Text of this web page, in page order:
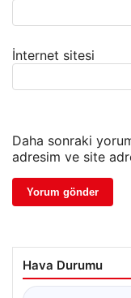
İnternet sitesi
Daha sonraki
adresim ve site
Hava Durumu